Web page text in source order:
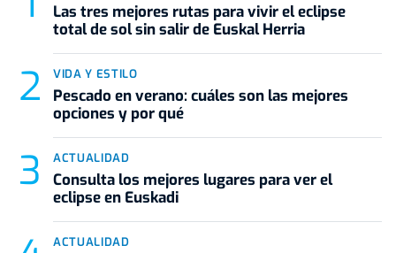
Las tres mejores rutas para vivir el eclipse
total de sol sin salir de Euskal Herria
VIDA Y ESTILO
Pescado en verano: cuáles son las mejores
opciones y por qué
ACTUALIDAD
Consulta los mejores lugares para ver el
eclipse en Euskadi
ACTUALIDAD